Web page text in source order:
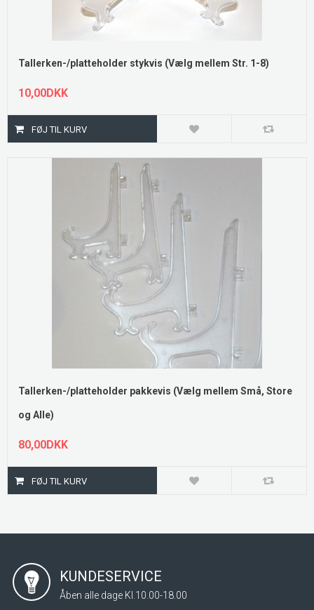
Tallerken-/platteholder stykvis (Vælg mellem Str. 1-8)
10,00DKK
Tallerken-/platteholder pakkevis (Vælg mellem Små, Store
og Alle)
80,00DKK
KUNDESERVICE
Åben alle dage Kl.10.00-18.00